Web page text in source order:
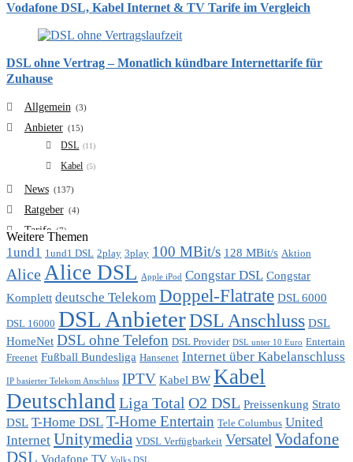
Vodafone DSL, Kabel Internet & TV Tarife im Vergleich
DSL ohne Vertrag – Monatlich kündbare Internettarife für
Zuhause
Allgemein (3)
Anbieter (15)
DSL (11)
Kabel (5)
News (137)
Ratgeber (4)
Tarife (7)
VDSL (6)
Vergleich (7)
Weitere Themen
1und1 1und1 DSL 2play 3play 100 MBit/s 128 MBit/s Aktion
AliceAlice DSL Apple iPod Congstar DSL Congstar
Komplett deutsche Telekom Doppel-Flatrate DSL 6000
DSL 16000 DSL AnbieterDSL Anschluss DSL
HomeNet DSL ohne Telefon DSL Provider DSL unter 10 Euro Entertain
Freenet Fußball Bundesliga Hansenet Internet über Kabelanschluss
IP basierter Telekom Anschluss IPTV Kabel BW Kabel
Deutschland Liga Total O2 DSL Preissenkung Strato
DSL T-Home DSL T-Home Entertain Tele Columbus United
Internet Unitymedia VDSL Verfügbarkeit Versatel Vodafone
DSL Vodafone TV Volks DSL